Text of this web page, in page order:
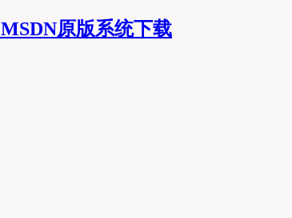
MSDN原版系统下载